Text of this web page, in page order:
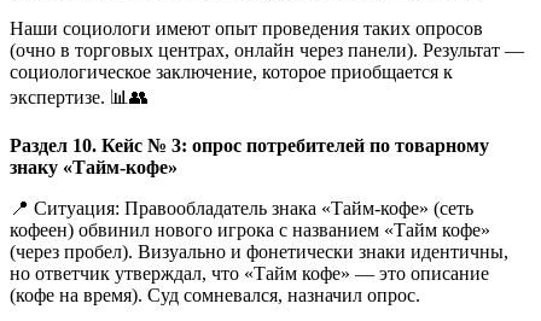
Наши социологи имеют опыт проведения таких опросов
(очно в торговых центрах, онлайн через панели). Результат —
социологическое заключение, которое приобщается к
экспертизе. 📊👥
Раздел 10. Кейс № 3: опрос потребителей по товарному
знаку «Тайм-кофе»
📍 Ситуация: Правообладатель знака «Тайм-кофе» (сеть
кофеен) обвинил нового игрока с названием «Тайм кофе»
(через пробел). Визуально и фонетически знаки идентичны,
но ответчик утверждал, что «Тайм кофе» — это описание
(кофе на время). Суд сомневался, назначил опрос.